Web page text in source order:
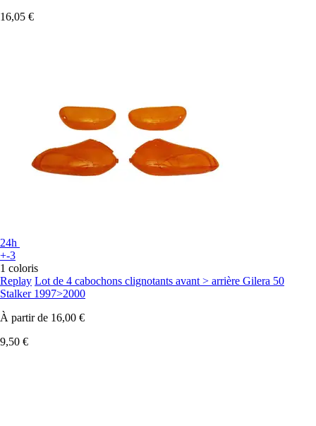
16,05 €
24h
+-3
1 coloris
Replay Lot de 4 cabochons clignotants avant > arrière Gilera 50
Stalker 1997>2000
À partir de 16,00 €
9,50 €